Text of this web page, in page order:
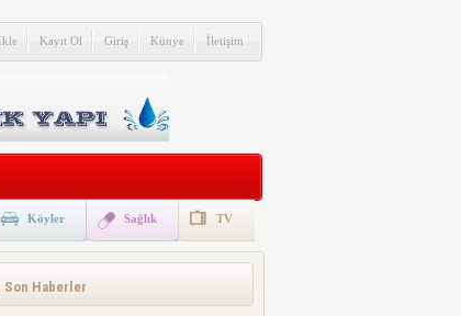
Kayıt Ol Giriş Künye İletişim
Köyler Sağlık TV
Son Haberler